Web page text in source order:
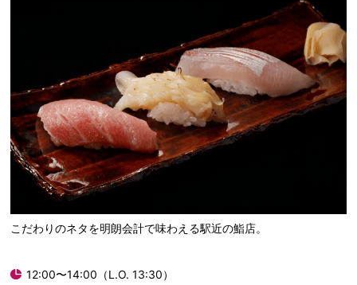
こだわりのネタを明朗会計で味わえる駅近の鮨店。
12:00〜14:00（L.O. 13:30）